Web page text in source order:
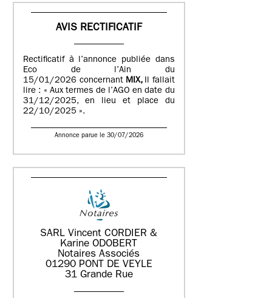
AVIS RECTIFICATIF
Rectificatif à l’annonce publiée dans
Eco de l’Ain du
15/01/2026 concernant MIX, Il fallait
lire : « Aux termes de l’AGO en date du
31/12/2025, en lieu et place du
22/10/2025 ».
Annonce parue le 30/07/2026
SARL Vincent CORDIER &
Karine ODOBERT
Notaires Associés
01290 PONT DE VEYLE
31 Grande Rue